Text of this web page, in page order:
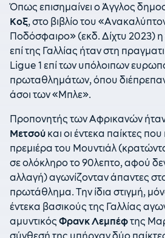
Όπως επισημαίνει ο Άγγλος
Κοξ, στο βιβλίο του
Ποδόσφαιρο» (εκδ. Δίχτυ 2023) η
επί της Γαλλίας ήταν στη
Ligue 1 επί των υπόλοιπων
πρωταθλημάτων, όπου διέπρεπαν
άσοι των «Μπλε».
Προπονητής των Αφρικανών
Μετσού και οι έντεκα παίκτες
πρεμιέρα του Μουντιάλ
σε ολόκληρο το 90λεπτο, αφού
αλλαγή) αγωνίζονταν άπαντες
πρωτάθλημα. Την ίδια στιγμή,
έντεκα βασικούς της Γαλλίας
αμυντικός Φρανκ Λεμπέφτης